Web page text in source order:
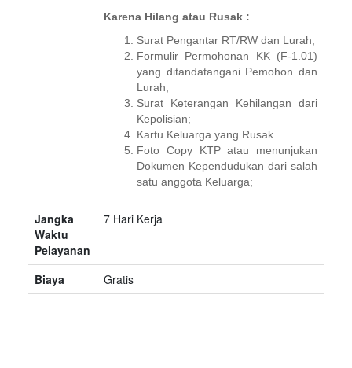
Karena Hilang atau Rusak :
Surat Pengantar RT/RW dan Lurah;
Formulir Permohonan KK (F-1.01)
yang ditandatangani Pemohon dan
Lurah;
Surat Keterangan Kehilangan dari
Kepolisian;
Kartu Keluarga yang Rusak
Foto Copy KTP atau menunjukan
Dokumen Kependudukan dari salah
satu anggota Keluarga;
Jangka
Waktu
Pelayanan
7 Hari Kerja
Biaya Gratis